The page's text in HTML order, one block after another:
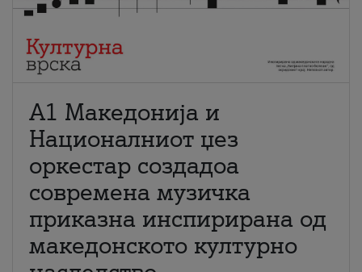
А1 Македонија и
Националниот џез
оркестар создадоа
современа музичка
приказна инспирирана од
македонското културно